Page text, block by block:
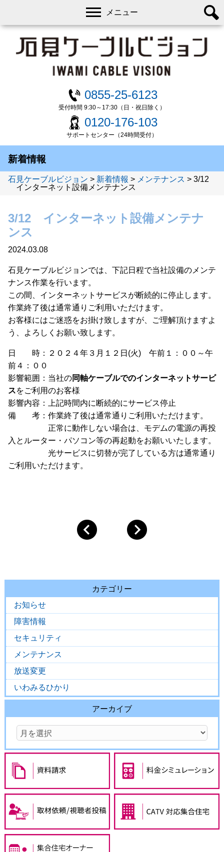
0855-25-6123
受付時間 9:30～17:30（日・祝日除く）
0120-176-103
サポートセンター（24時間受付）
メニュー
新着情報
石見ケーブルビジョン > 新着情報 > メンテナンス > 3/12
インターネット設備メンテナンス
3/12 インターネット設備メンテナ
ンス
2024.03.08
石見ケーブルビジョンでは、下記日程で当社設備のメンテ
ナンス作業を行います。
この間、インターネットサービスが断続的に停止します。
作業終了後は通常通りご利用いただけます。
お客様にはご迷惑をお掛け致しますが、ご理解頂けますよ
う、よろしくお願い致します。
日 時：２０２４年３月１２日(火) 午前１：００～午
前４：００
影響範囲：当社の同軸ケーブルでのインターネットサービ
スをご利用のお客様
影響内容：上記時間内に断続的にサービス停止
備 考：作業終了後は通常通りご利用いただけます。
正常に動作しない場合は、モデムの電源の再投
入とルーター・パソコン等の再起動をお願いいたします。
光サービスに切替が完了している方は通常通り
ご利用いただけます。
カテゴリー
お知らせ
障害情報
セキュリティ
メンテナンス
放送変更
いわみるひかり
アーカイブ